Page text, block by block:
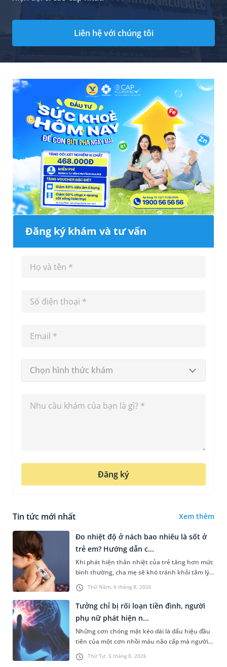
Liên hệ với chúng tôi
Đăng ký khám và tư vấn
Chọn hình thức khám
Đăng ký
Tin tức mới nhất Xem thêm
Thứ Năm, 6 tháng 8, 2026
Đo nhiệt độ ở nách bao nhiêu là sốt ở
trẻ em? Hướng dẫn c...
Khi phát hiện thân nhiệt của trẻ tăng hơn mức
bình thường, cha mẹ sẽ khó tránh khỏi tâm lý
lo lắng. Tuy nhiên, không phải ai cũng biết đo
nhiệt độ ở nách bao...
Thứ Tư, 5 tháng 8, 2026
Tưởng chỉ bị rối loạn tiền đình, người
phụ nữ phát hiện n...
Những cơn chóng mặt kéo dài là dấu hiệu đầu
tiên của một cơn nhồi máu não cấp mà người
bệnh không hề hay biết. Tại BVĐK MEDLATEC,
chiến lược chẩn đoán chính...